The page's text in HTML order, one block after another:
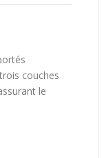
couches
le